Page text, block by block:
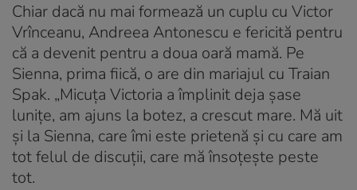
Chiar dacă nu mai formează un cuplu cu Victor
Vrînceanu, Andreea Antonescu e fericită pentru
că a devenit pentru a doua oară mamă. Pe
Sienna, prima fiică, o are din mariajul cu Traian
Spak. „Micuţa Victoria a împlinit deja şase
luniţe, am ajuns la botez, a crescut mare. Mă uit
şi la Sienna, care îmi este prietenă şi cu care am
tot felul de discuţii, care mă însoţeşte peste
tot.